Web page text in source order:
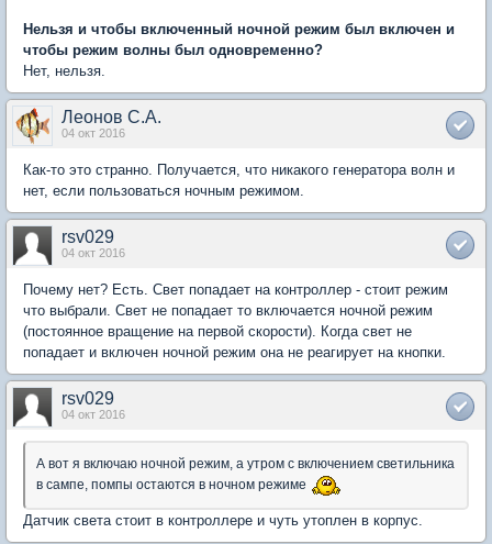
Нельзя и чтобы включенный ночной режим был включен и
чтобы режим волны был одновременно?
Нет, нельзя.
Леонов С.А.
04 окт 2016
Как-то это странно. Получается, что никакого генератора волн и
нет, если пользоваться ночным режимом.
rsv029
04 окт 2016
Почему нет? Есть. Свет попадает на контроллер - стоит режим
что выбрали. Свет не попадает то включается ночной режим
(постоянное вращение на первой скорости). Когда свет не
попадает и включен ночной режим она не реагирует на кнопки.
rsv029
04 окт 2016
А вот я включаю ночной режим, а утром с включением светильника
в сампе, помпы остаются в ночном режиме
Датчик света стоит в контроллере и чуть утоплен в корпус.